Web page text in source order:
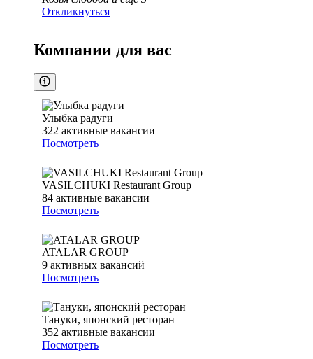
Откликнуться
Компании для вас
Улыбка радуги
322 активные вакансии
Посмотреть
VASILCHUKI Restaurant Group
84 активные вакансии
Посмотреть
ATALAR GROUP
9 активных вакансий
Посмотреть
Тануки, японский ресторан
352 активные вакансии
Посмотреть